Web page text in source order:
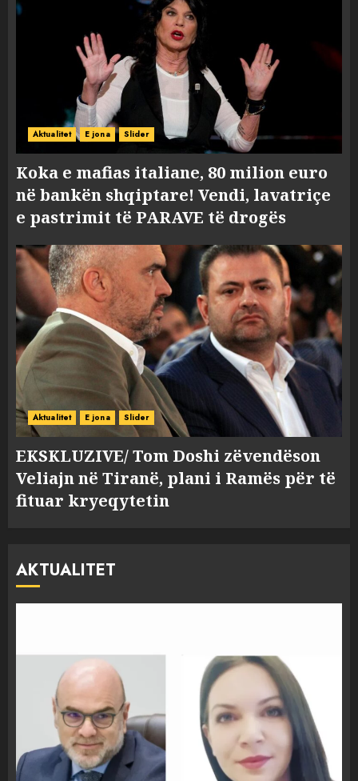
Aktualitet E jona Slider
Koka e mafias italiane, 80 milion euro
në bankën shqiptare! Vendi, lavatriçe
e pastrimit të PARAVE të drogës
Aktualitet E jona Slider
EKSKLUZIVE/ Tom Doshi zëvendëson
Veliajn në Tiranë, plani i Ramës për të
fituar kryeqytetin
AKTUALITET